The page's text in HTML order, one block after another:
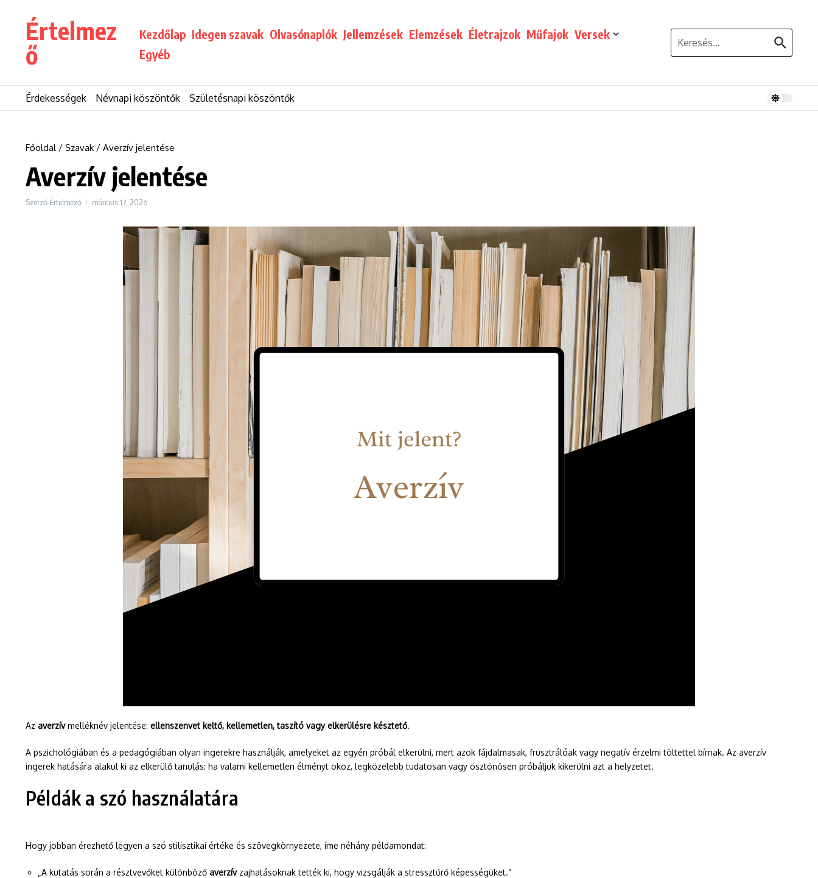
Értelmez
ő
Kezdőlap Idegen szavak Olvasónaplók Jellemzések Elemzések Életrajzok Műfajok Versek
Egyéb
Keresés:
Érdekességek Névnapi köszöntők Születésnapi köszöntők
Főoldal/ Szavak/ Averzív jelentése
Averzív jelentése
Szerző Értelmező március 17, 2026
Az averzívmelléknév jelentése: ellenszenvet keltő, kellemetlen, taszító vagy elkerülésre késztető.
A pszichológiában és a pedagógiában olyan ingerekre használják, amelyeket az egyén próbál elkerülni, mert azok fájdalmasak, frusztrálóak vagy negatív érzelmi töltettel bírnak. Az averzív
ingerek hatására alakul ki az elkerülő tanulás: ha valami kellemetlen élményt okoz, legközelebb tudatosan vagy ösztönösen próbáljuk kikerülni azt a helyzetet.
Példák a szó használatára
Hogy jobban érezhető legyen a szó stilisztikai értéke és szövegkörnyezete, íme néhány példamondat:
„A kutatás során a résztvevőket különböző averzívzajhatásoknak tették ki, hogy vizsgálják a stressztűrő képességüket.”